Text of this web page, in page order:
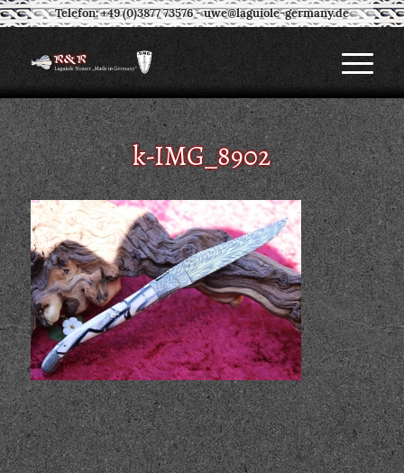
Telefon: +49 (0)3877 73576-uwe@laguiole-germany.de
k-IMG_8902